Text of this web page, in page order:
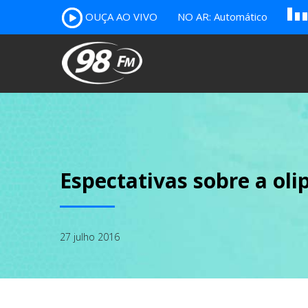
OUÇA AO VIVO NO AR: Automático B c
Espectativas sobre a
27 julho 2016